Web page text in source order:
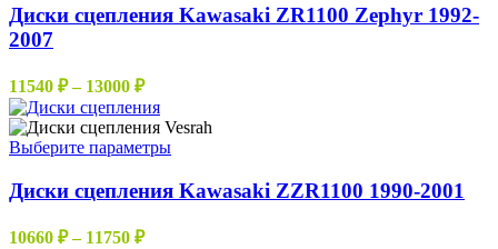
имеет
на
странице
Диски сцепления Kawasaki ZR1100 Zephyr 1992-
2007
11540 ₽ – 13000 ₽Диапазон
цен:
11540 ₽
–
Выберите параметрыЭтот
имеет
несколько
Диски сцепления Kawasaki ZZR1100 1990-2001
10660 ₽ – 11750 ₽Диапазон